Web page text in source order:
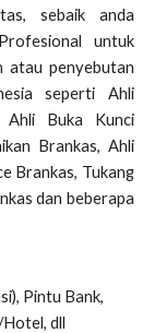
sebaik anda
untuk
atau penyebutan
seperti Ahli
Ahli Buka Kunci
Brankas, Ahli
Brankas, Tukang
dan beberapa
Pintu Bank,
dll